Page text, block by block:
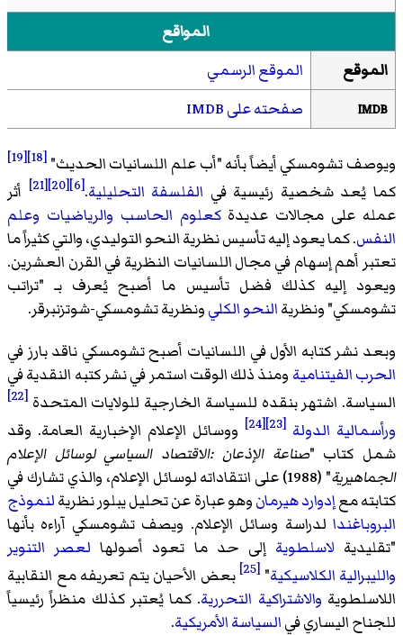
جائزة جيمس جويس
الدكتوراة الفخرية من جامعة أثينا
الدكتوراة الفخرية من جامعة كولومبيا
الدكتوراة الفخرية من جامعة كامبريدج
الدكتوراة الفخرية من جامعة هارفارد
الدكتوراة الفخرية من جامعة بولونيا
المواقع
الموقع
الموقع الرسمي
IMDB صفحته على IMDB
ويوصف تشومسكي أيضاً بأنه "أب علم اللسانيات الحديث" [18]
[19]
كما يُعد شخصية رئيسية في الفلسفة التحليلية.
[6]
[20]
[21]
أثر
عمله على مجالات عديدةكعلوم الحاسب والرياضيات وعلم
النفس. كما يعود إليه تأسيس نظريةالنحو التوليدي، والتي كثيراً ما
تعتبر أهم إسهام في مجالاللسانيات النظريةفي القرن العشرين.
ويعود إليه كذلك فضل تأسيس ما أصبح يُعرف بـ "تراتب
تشومسكي" ونظريةالنحو الكليونظرية تشومسكي-شوتزنبرقر.
وبعد نشر كتابه الأول في اللسانيات أصبح تشومسكي ناقد بارز في
الحرب الفيتنامية ومنذ ذلك الوقت استمر في نشر كتبه النقدية في
السياسة. اشتهر بنقده للسياسة الخارجية للولايات المتحدة [22]
ورأسمالية الدولة [23]
[24]
ووسائل الإعلام الإخبارية العامة. وقد
شمل كتاب "صناعة الإذعان :الاقتصاد السياسي لوسائل الإعلام
الجماهيرية
" (1988) على انتقاداته لوسائل الإعلام، والذي تشارك في
كتابته معإدوارد هيرمانوهو عبارة عن تحليل يبلور نظريةلنموذج
البروباغندا لدراسة وسائل الإعلام. ويصف تشومسكي آراءه بأنها
"تقليدية لاسلطوية إلى حد ما تعود أصولها لعصر التنوير
والليبرالية الكلاسيكية"
[25]
بعض الأحيان يتم تعريفه مع النقابية
اللاسلطوية والاشتراكية التحررية. كما يُعتبر كذلك منظراً رئيسياً
للجناح اليساريفيالسياسة الأمريكية.